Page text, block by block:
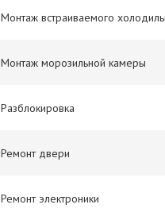
Монтаж встраиваемого
Монтаж морозильной камеры
Разблокировка
Ремонт двери
Ремонт электроники